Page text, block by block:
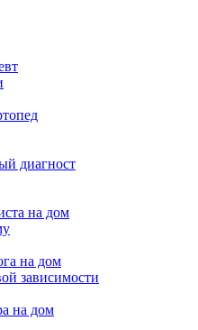
диагност
на дом
на дом
зависимости
на дом